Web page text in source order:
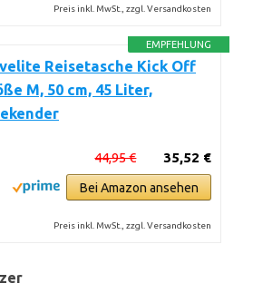
Preis inkl. MwSt., zzgl. Versandkosten
EMPFEHLUNG
Reisetasche Kick Off
M, 50 cm, 45 Liter,
35,52 €
44,95 €
Bei Amazon ansehen
Preis inkl. MwSt., zzgl. Versandkosten